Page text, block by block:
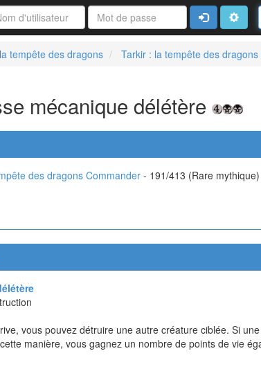
ConnexionAvancé
tempête des dragons Tarkir : la tempête des
mécanique délétère
des dragons Commander - 191/413 (Rare mythique)
vous pouvez détruire une autre créature ciblée. Si une
manière, vous gagnez un nombre de points de vie